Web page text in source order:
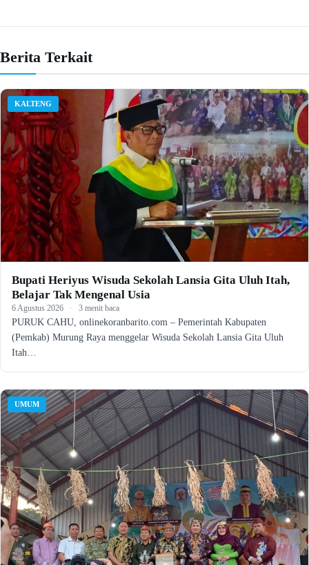
Berita Terkait
KALTENG
Bupati Heriyus Wisuda Sekolah Lansia Gita Uluh Itah,
Belajar Tak Mengenal Usia
6 Agustus 2026 · 3 menit baca
PURUK CAHU, onlinekoranbarito.com – Pemerintah Kabupaten
(Pemkab) Murung Raya menggelar Wisuda Sekolah Lansia Gita Uluh
Itah…
UMUM